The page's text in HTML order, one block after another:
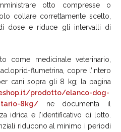
otto compresse o
collare correttamente scelto,
dose e riduce gli intervalli di
come medicinale veterinario,
flumetrina, copre l’intero
cani sopra gli 8 kg; la pagina
prodotto/elanco-dog-
8kg/ ne documenta il
idrica e l’identificativo di lotto.
riducono al minimo i periodi